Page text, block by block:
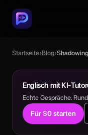
Startseite›Blog›
Englisch mit KI-
Echte Gespräche.
Für $0 starten